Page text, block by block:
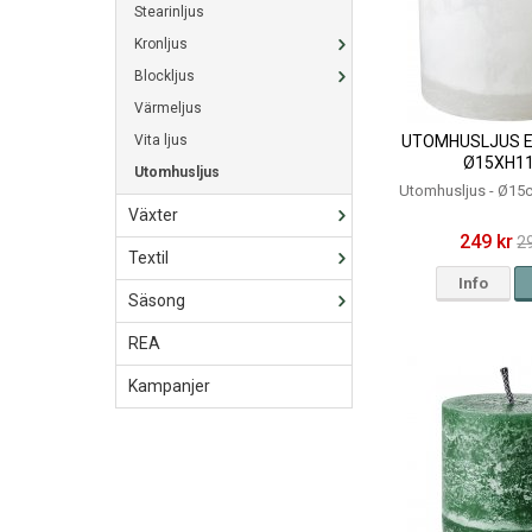
Stearinljus
Kronljus
Blockljus
Värmeljus
Vita ljus
Utomhusljus
Växter
Textil
Säsong
REA
Kampanjer
UTOMHUSLJUS
Utomhusljus -
249 kr
Info